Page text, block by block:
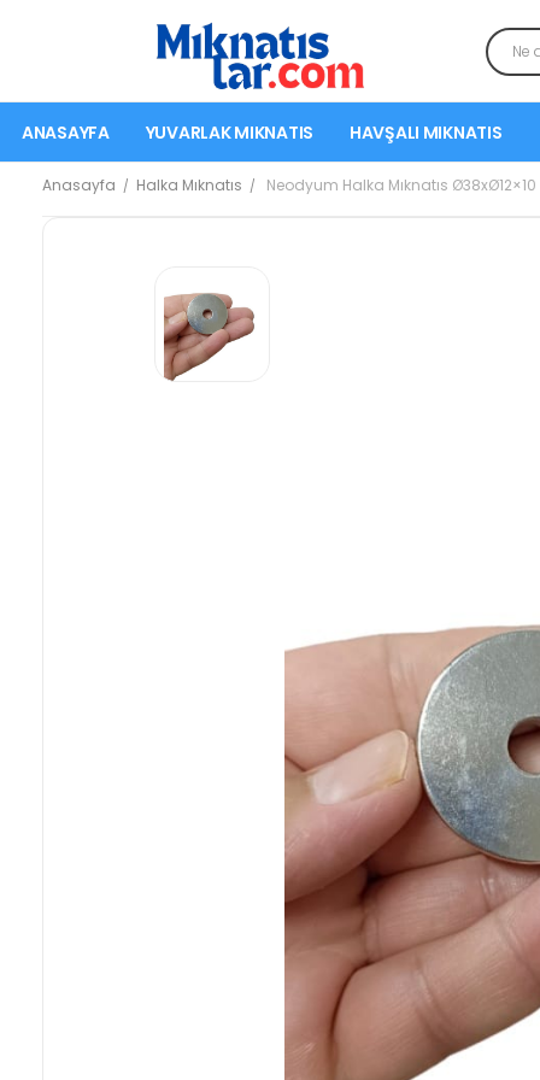
ANASAYFA YUVARLAK MIKNATIS HAVŞALI MIKNATIS
Anasayfa Halka Mıknatıs Neodyum Halka Mıknatıs